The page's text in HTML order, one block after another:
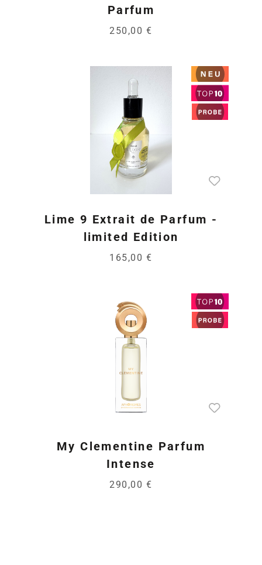
Parfum
250,00 €
Lime 9 Extrait de Parfum -
limited Edition
165,00 €
My Clementine Parfum
Intense
290,00 €